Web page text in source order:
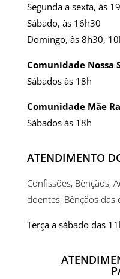
Segunda a sexta, às
Sábado, às 16h30
Domingo, às 8h30,
Comunidade Nossa
Sábados às 18h
Comunidade Mãe
Sábados às 18h
ATENDIMENTO
Confissões, Bênçãos,
doentes, Bênçãos das
Terça a sábado das